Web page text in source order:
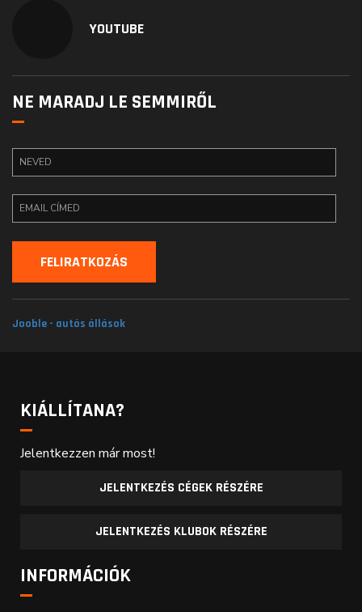
YOUTUBE
NE MARADJ LE SEMMIRŐL
Jooble - autós állások
KIÁLLÍTANA?
Jelentkezzen már most!
JELENTKEZÉS CÉGEK RÉSZÉRE
JELENTKEZÉS KLUBOK RÉSZÉRE
INFORMÁCIÓK